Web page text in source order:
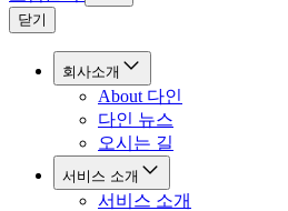
닫기
회사소개
About 다인
다인 뉴스
오시는 길
서비스 소개
서비스 소개